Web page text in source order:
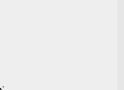
* هاتف / واتساب / وي شات: